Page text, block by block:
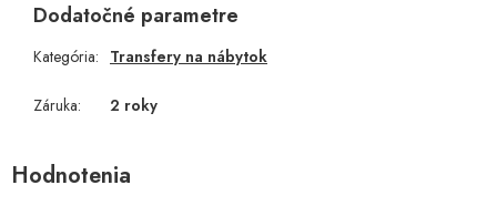
Dodatočné parametre
Kategória: Transfery na nábytok
Záruka: 2 roky